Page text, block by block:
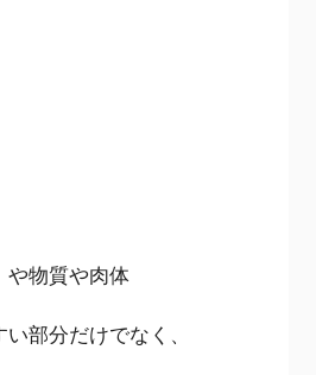
や物質や肉体
部分だけでなく、